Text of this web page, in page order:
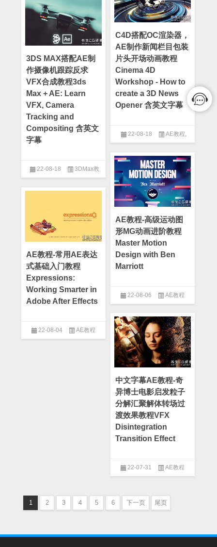
C4D搭配OC渲染器，
AE制作新闻栏目包装
片头开场动画教程
Cinema 4D
Workshop - How to
create a 3D News
Opener 含英文字幕
22-08-18 AE教程,
3DS MAX搭配AE制
作摄像机跟踪反求
VFX合成教程3ds
Max + AE: Learn
VFX, Camera
Tracking and
Compositing 含英文
字幕
22-08-18
3DMax教
AE教程-高级运动图
形MG动画进阶教程
Master Motion
Design with Ben
Marriott
22-08-06 AE教程
AE教程-常用AE表达
式基础入门教程
Expressions:
Working Smarter in
Adobe After Effects
22-08-04 AE教程
中文字幕AE教程-奇
异博士电影启发粒子
分解汇聚解体转场过
渡效果教程VFX
Disintegration
Transition Effect
22-07-31 AE教程
1 2 3 4 5 6 下一页 尾页